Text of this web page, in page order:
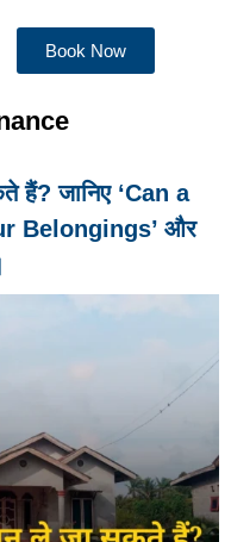
Book Now
हैं? जानिए ‘Can a
Belongings’ और